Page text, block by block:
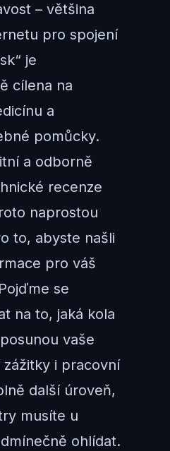
– většina
pro spojení
je
cílena na
a
pomůcky.
a odborně
recenze
naprostou
to, abyste našli
pro váš
se
na to, jaká kola
vaše
i pracovní
další úroveň,
musíte u
ohlídat.